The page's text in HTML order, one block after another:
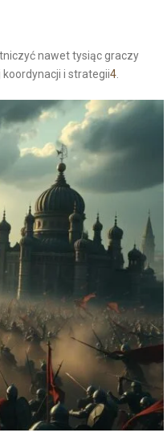
nawet tysiąc graczy
koordynacji i strategii4